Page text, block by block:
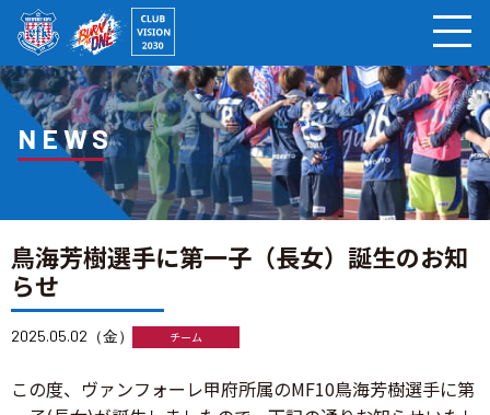
NEWS
鳥海芳樹選手に第一子（長女）誕生のお知
らせ
2025.05.02（金） チーム
この度、ヴァンフォーレ甲府所属のMF10鳥海芳樹選手に第